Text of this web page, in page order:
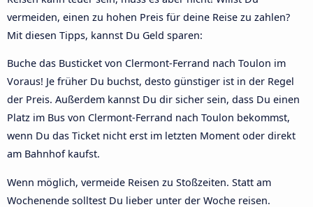
vermeiden, einen zu hohen Preis für deine Reise zu zahlen?
Mit diesen Tipps, kannst Du Geld sparen:
Buche das Busticket von Clermont-Ferrand nach Toulon im
Voraus! Je früher Du buchst, desto günstiger ist in der Regel
der Preis. Außerdem kannst Du dir sicher sein, dass Du einen
Platz im Bus von Clermont-Ferrand nach Toulon bekommst,
wenn Du das Ticket nicht erst im letzten Moment oder direkt
am Bahnhof kaufst.
Wenn möglich, vermeide Reisen zu Stoßzeiten. Statt am
Wochenende solltest Du lieber unter der Woche reisen.